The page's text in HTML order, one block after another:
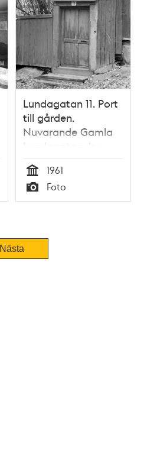
Lundagatan 11. Port
till gården.
Nuvarande Gamla
Lundagatan, kv.
Haren
Tid
1961
Typ
Foto
Nästa